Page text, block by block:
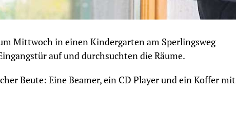
Mittwoch in einen Kindergarten am Sperlingsweg
auf und durchsuchten die Räume.
Beute: Eine Beamer, ein CD Player und ein Koffer mit